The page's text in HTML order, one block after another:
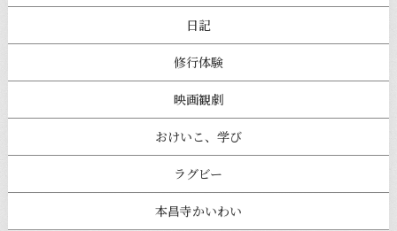
日記
修行体験
映画観劇
おけいこ、学び
ラグビー
本昌寺かいわい